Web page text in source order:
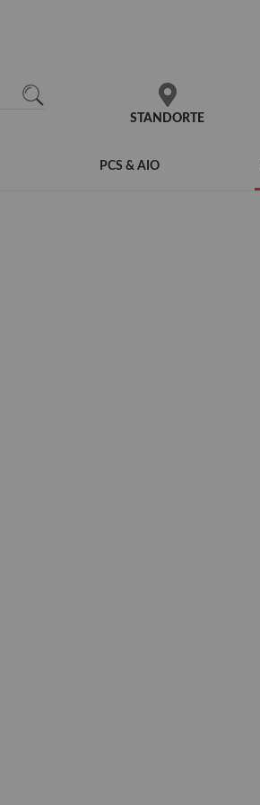
STANDORTE
PCS & AIO